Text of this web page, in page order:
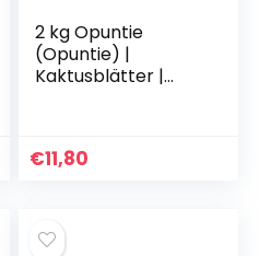
2 kg Opuntie
(Opuntie) |
Kaktusblätter |
€11,80